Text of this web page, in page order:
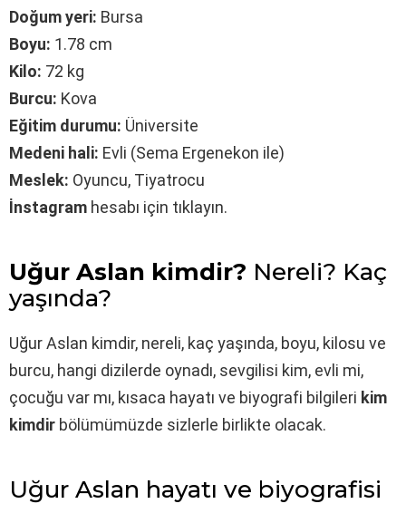
Doğum yeri: Bursa
Boyu: 1.78 cm
Kilo: 72 kg
Burcu: Kova
Eğitim durumu: Üniversite
Medeni hali: Evli (Sema Ergenekon ile)
Meslek: Oyuncu, Tiyatrocu
İnstagram hesabı için tıklayın.
Uğur Aslan kimdir? Nereli? Kaç
yaşında?
Uğur Aslan kimdir, nereli, kaç yaşında, boyu, kilosu ve
burcu, hangi dizilerde oynadı, sevgilisi kim, evli mi,
çocuğu var mı, kısaca hayatı ve biyografi bilgileri kim
kimdir bölümümüzde sizlerle birlikte olacak.
Uğur Aslan hayatı ve biyografisi